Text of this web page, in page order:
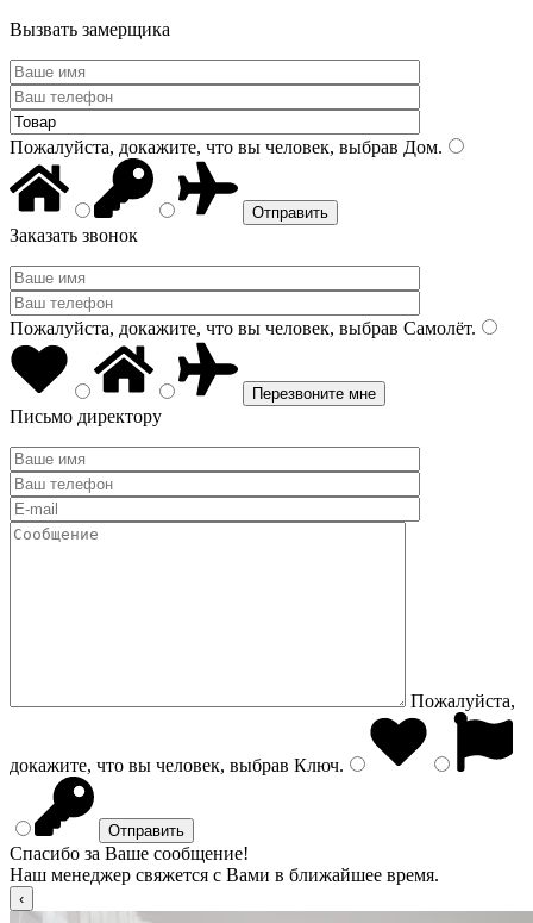
Вызвать замерщика
Пожалуйста, докажите, что вы человек, выбрав Дом.
Заказать звонок
Пожалуйста, докажите, что вы человек, выбрав Самолёт.
Письмо директору
Пожалуйста,
докажите, что вы человек, выбрав Ключ.
Спасибо за Ваше сообщение!
Наш менеджер свяжется с Вами в ближайшее время.